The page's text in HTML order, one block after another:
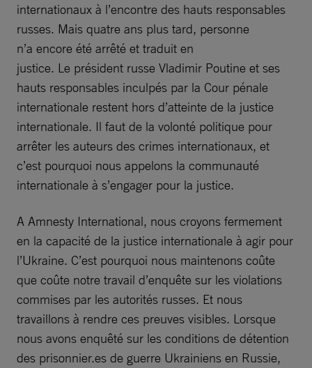
internationaux à l’encontre des hauts responsables
russes. Mais quatre ans plus tard, personne
n’a encore été arrêté et traduit en
justice. Le président russe Vladimir Poutine et ses
hauts responsables inculpés par la Cour pénale
internationale restent hors d’atteinte de la justice
internationale. Il faut de la volonté politique pour
arrêter les auteurs des crimes internationaux, et
c’est pourquoi nous appelons la communauté
internationale à s’engager pour la justice.
A Amnesty International, nous croyons fermement
en la capacité de la justice internationale à agir pour
l’Ukraine. C’est pourquoi nous maintenons coûte
que coûte notre travail d’enquête sur les violations
commises par les autorités russes. Et nous
travaillons à rendre ces preuves visibles. Lorsque
nous avons enquêté sur les conditions de détention
des prisonnier.es de guerre Ukrainiens en Russie,